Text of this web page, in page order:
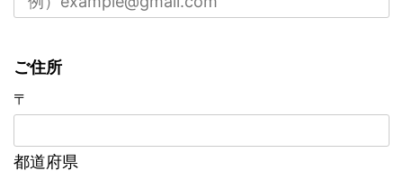
ご住所
〒
都道府県